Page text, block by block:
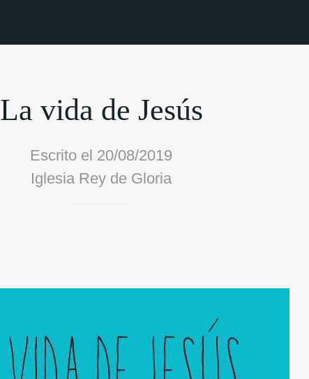
La vida de Jesús
Escrito el 20/08/2019
Iglesia Rey de Gloria